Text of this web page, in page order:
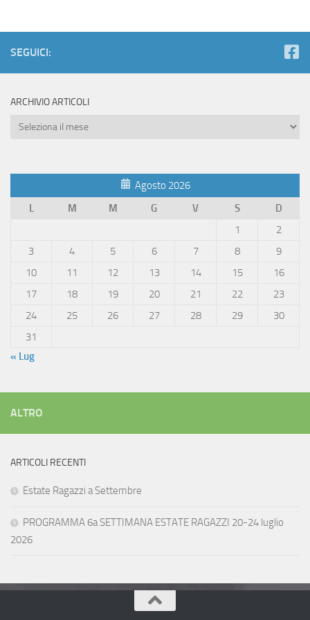
SEGUICI:
ARCHIVIO ARTICOLI
Archivio
Agosto 2026
L
M M G V S
D
1
2
3
4 5 6 7 8
9
10
11 12 13 14 15
16
17
18 19 20 21 22
23
24
25 26 27 28 29
30
31
« Lug
ALTRO
ARTICOLI RECENTI
Estate Ragazzi a Settembre
PROGRAMMA 6a SETTIMANA ESTATE RAGAZZI 20-24 luglio
2026